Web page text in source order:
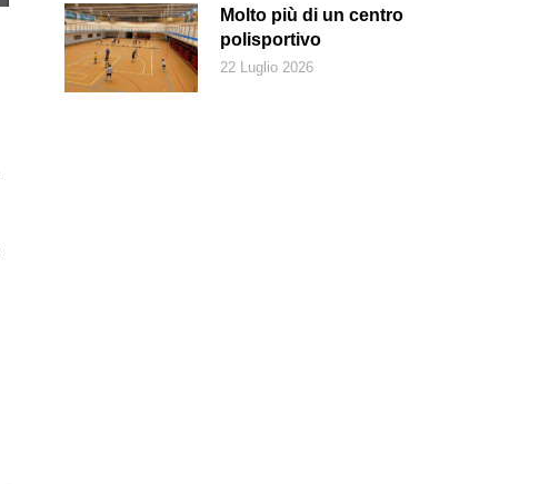
Molto più di un centro
polisportivo
22 Luglio 2026